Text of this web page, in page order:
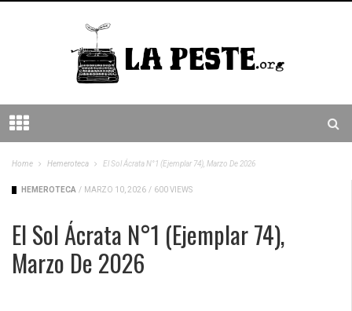
Home Hemeroteca El Sol Ácrata N°1 (ejemplar 74), Marzo De 2026
HEMEROTECA / MARZO 10, 2026 / 600 VIEWS
El Sol Ácrata N°1 (ejemplar 74),
Marzo De 2026